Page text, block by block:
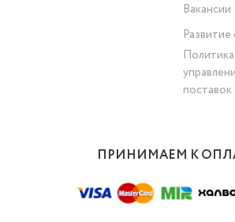
Вакансии
поставок
ПРИНИМАЕМ К